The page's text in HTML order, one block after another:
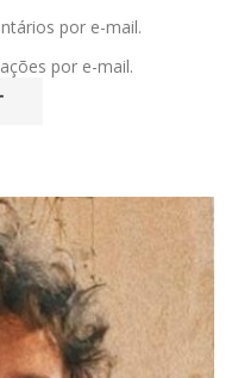
por e-mail.
por e-mail.